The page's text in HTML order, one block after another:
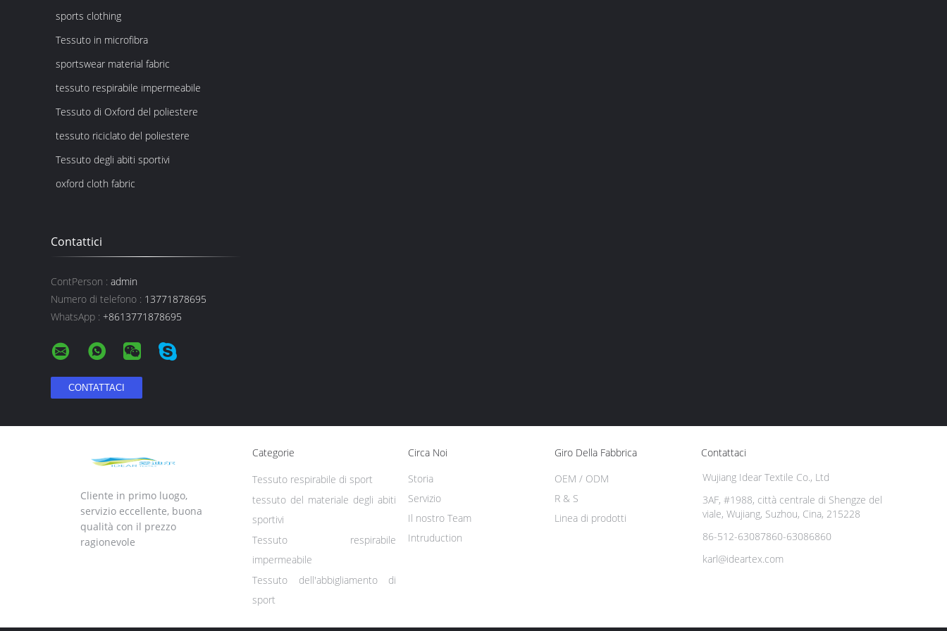
sports clothing
Tessuto in microfibra
sportswear material fabric
tessuto respirabile impermeabile
Tessuto di Oxford del poliestere
tessuto riciclato del poliestere
Tessuto degli abiti sportivi
oxford cloth fabric
Contattici
ContPerson : admin
Numero di telefono : 13771878695
WhatsApp : +8613771878695
Cliente in primo luogo,
servizio eccellente, buona
qualità con il prezzo
ragionevole
Categorie
Tessuto dell'abbigliamento di
sport
Tessuto respirabile di sport
tessuto del materiale degli abiti
sportivi
Tessuto respirabile
impermeabile
Circa Noi
Intruduction
Storia
Servizio
Il nostro Team
Giro Della Fabbrica
Linea di prodotti
OEM / ODM
R & S
Contattaci
Wujiang Idear Textile Co., Ltd
3AF, #1988, città centrale di Shengze del
viale, Wujiang, Suzhou, Cina, 215228
86-512-63087860-63086860
karl@ideartex.com